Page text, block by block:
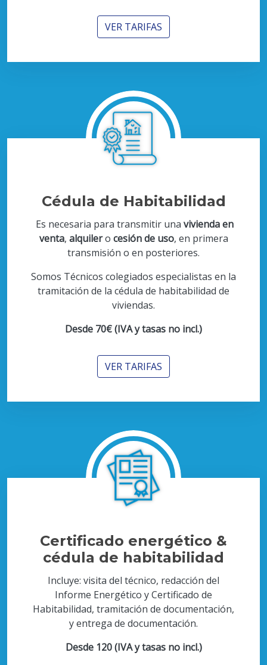
VER TARIFAS
Cédula de Habitabilidad
Es necesaria para transmitir una vivienda en
venta, alquilero cesión de uso, en primera
transmisión o en posteriores.
Somos Técnicos colegiados especialistas en la
tramitación de la cédula de habitabilidad de
viviendas.
Desde 70€ (IVA y tasas no incl.)
VER TARIFAS
Certificado energético &
cédula de habitabilidad
Incluye: visita del técnico, redacción del
Informe Energético y Certificado de
Habitabilidad, tramitación de documentación,
y entrega de documentación.
Desde 120 (IVA y tasas no incl.)